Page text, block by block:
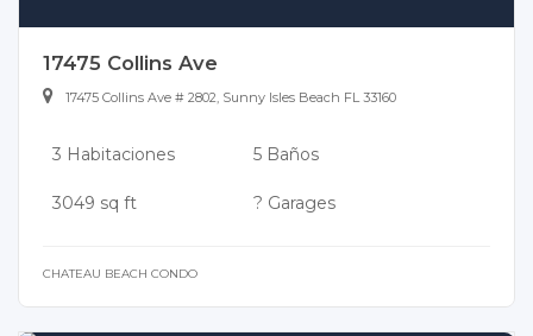
17475 Collins Ave
17475 Collins Ave # 2802, Sunny Isles Beach FL 33160
3 Habitaciones 5 Baños
3049 sq ft ? Garages
CHATEAU BEACH CONDO